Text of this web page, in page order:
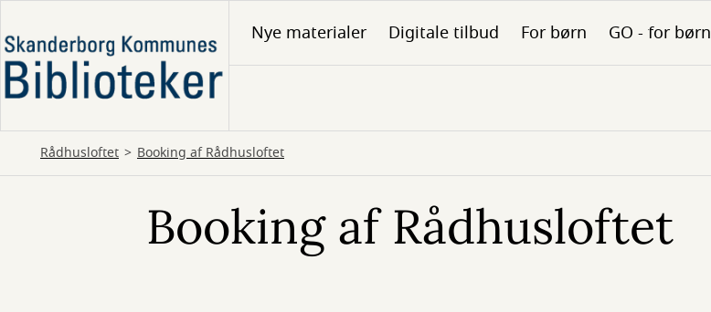
til
hovedindhold
Nye materialer Digitale tilbud For børn GO - for børn
Rådhusloftet Booking af Rådhusloftet
Booking af Rådhusloftet